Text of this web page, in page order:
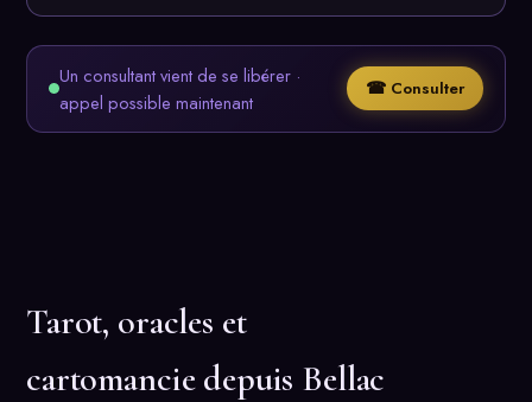
Un consultant vient de se libérer ·
appel possible maintenant
☎ Consulter
Tarot, oracles et
cartomancie depuis Bellac